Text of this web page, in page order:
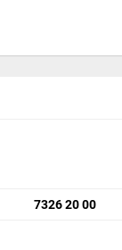
dokupienie
7326 20 00